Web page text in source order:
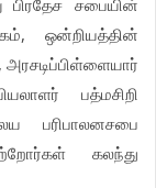
ஒன்றியத்தின்
பத்மசிறி
பரிபாலனசபை
கலந்து